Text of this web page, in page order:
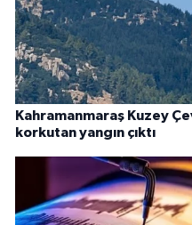
Kahramanmaraş Kuzey
korkutan yangın çıktı